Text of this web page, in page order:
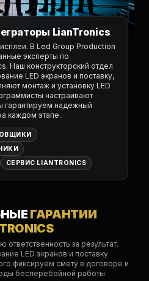
LianTronics
В Led Group Production
эксперты по
Наш конструкторский отдел
LED экранов и поставку,
монтаж и установку LED
настраивают
гарантируем надежный
каждом этапе.
СЕРВИС LIANTRONICS
ГАРАНТИИ
за результат.
LED экранов и поставку
фиксируем смету в договоре и
бесперебойной работы.